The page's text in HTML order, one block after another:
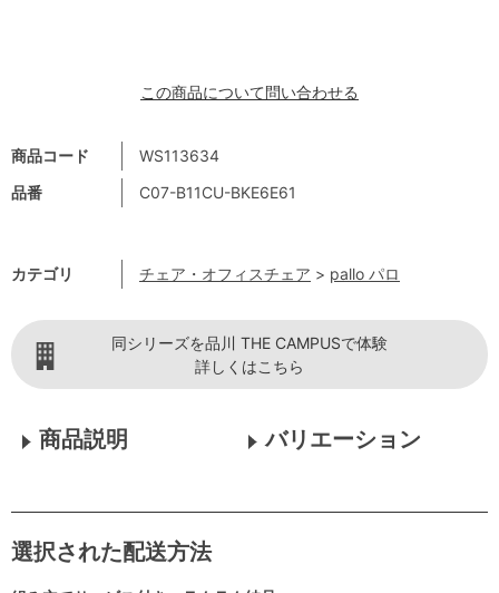
商品コード
WS113634
品番
C07-B11CU-BKE6E61
カテゴリ チェア・オフィスチェア > pallo パロ
この商品について問い合わせる
同シリーズを品川 THE CAMPUSで体験
詳しくはこちら
商品説明 バリエーション
選択された配送方法